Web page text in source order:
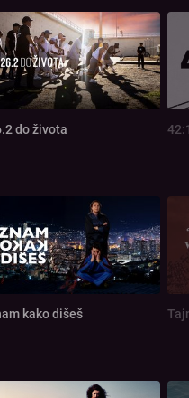
do života
kako dišeš